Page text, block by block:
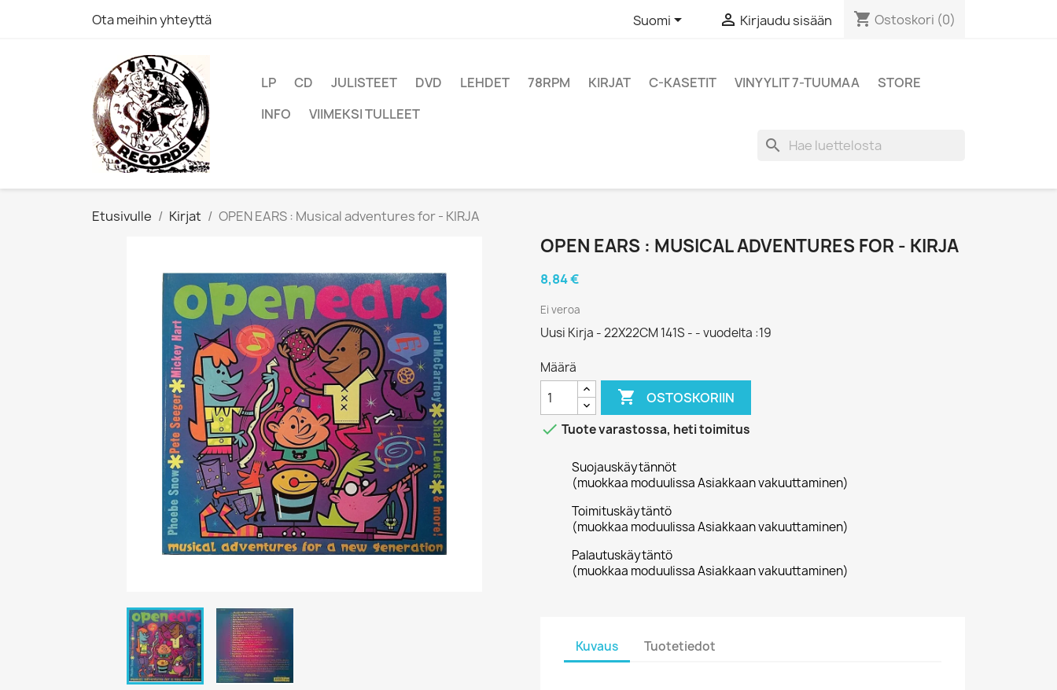
Ota meihin yhteyttä Suomi  Kirjaudu sisään shopping_cart Ostoskori (0)
LP CD JULISTEET DVD LEHDET 78RPM KIRJAT C-KASETIT VINYYLIT 7-TUUMAA
STORE
INFO
VIIMEKSI TULLEET
search
Etusivulle Kirjat OPEN EARS : Musical adventures for - KIRJA
OPEN EARS : MUSICAL ADVENTURES FOR - KIRJA
8,84 €
Ei veroa
Uusi Kirja - 22X22CM 141S - - vuodelta :19
Määrä
 OSTOSKORIIN
 Tuote varastossa, heti toimitus
Suojauskäytännöt
(muokkaa moduulissa Asiakkaan vakuuttaminen)
Toimituskäytäntö
(muokkaa moduulissa Asiakkaan vakuuttaminen)
Palautuskäytäntö
(muokkaa moduulissa Asiakkaan vakuuttaminen)
Kuvaus Tuotetiedot